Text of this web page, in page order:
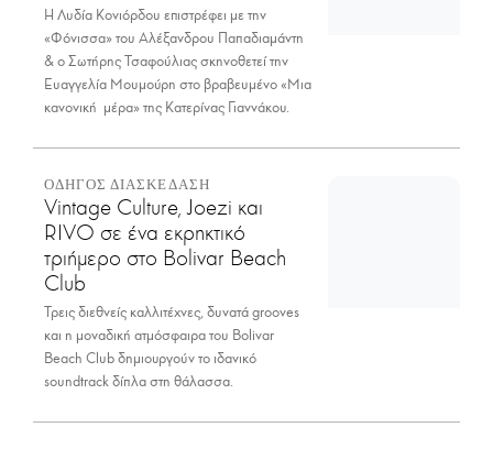
Η Λυδία Κονιόρδου επιστρέφει με την
«Φόνισσα» του Αλέξανδρου Παπαδιαμάντη
& ο Σωτήρης Τσαφούλιας σκηνοθετεί την
Ευαγγελία Μουμούρη στο βραβευμένο «Μια
κανονική μέρα» της Κατερίνας Γιαννάκου.
ΟΔΗΓΟΣ ΔΙΑΣΚΕΔΑΣΗ
Vintage Culture, Joezi και
RIVO σε ένα εκρηκτικό
τριήμερο στο Bolivar Beach
Club
Τρεις διεθνείς καλλιτέχνες, δυνατά grooves
και η μοναδική ατμόσφαιρα του Bolivar
Beach Club δημιουργούν το ιδανικό
soundtrack δίπλα στη θάλασσα.